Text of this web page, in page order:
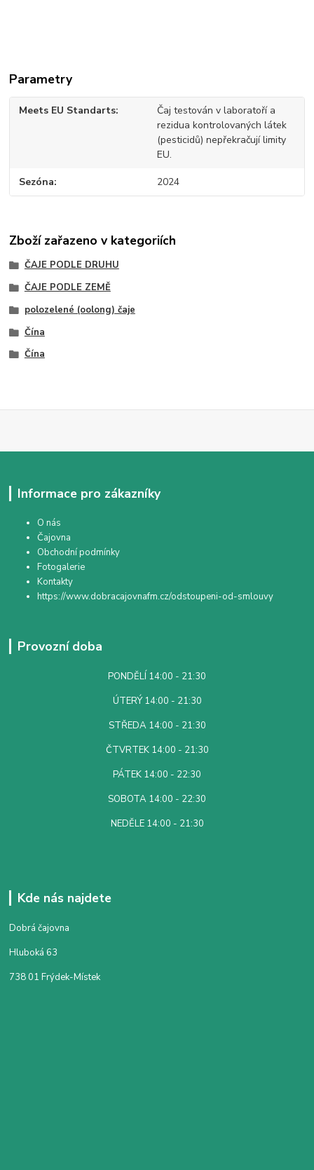
Parametry
Meets EU Standarts
Čaj testován v laboratoří a
rezidua kontrolovaných látek
(pesticidů) nepřekračují limity
EU.
Sezóna 2024
Zboží zařazeno v kategoriích
ČAJE PODLE DRUHU
ČAJE PODLE ZEMĚ
polozelené (oolong) čaje
Čína
Čína
Informace pro zákazníky
O nás
Čajovna
Obchodní podmínky
Fotogalerie
Kontakty
https://www.dobracajovnafm.cz/odstoupeni-od-smlouvy
Provozní doba
PONDĚLÍ 14:00 - 21:30
ÚTERÝ 14:00 - 21:30
STŘEDA 14:00 - 21:30
ČTVRTEK 14:00 - 21:30
PÁTEK 14:00 - 22:30
SOBOTA 14:00 - 22:30
NEDĚLE 14:00 - 21:30
Kde nás najdete
Dobrá čajovna
Hluboká 63
738 01 Frýdek-Místek